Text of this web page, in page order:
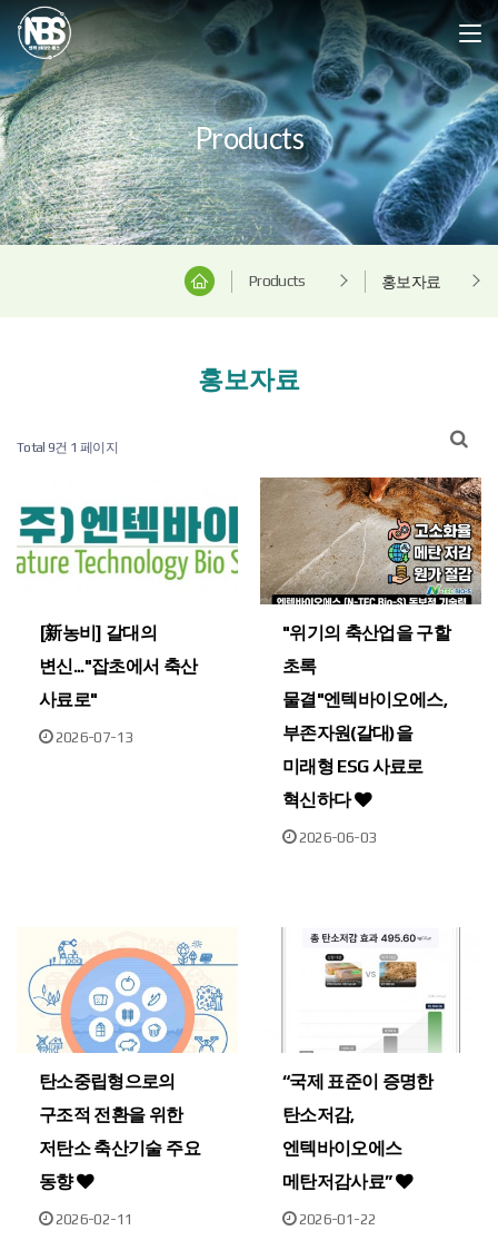
Products
Products 홍보자료
홍보자료
Total 9건 1 페이지
[新농비] 갈대의
변신..."잡초에서 축산
사료로"
2026-07-13
"위기의 축산업을 구할
초록
물결"엔텍바이오에스,
부존자원(갈대)을
미래형 ESG 사료로
혁신하다
2026-06-03
탄소중립형으로의
구조적 전환을 위한
저탄소 축산기술 주요
동향
2026-02-11
“국제 표준이 증명한
탄소저감,
엔텍바이오에스
메탄저감사료”
2026-01-22